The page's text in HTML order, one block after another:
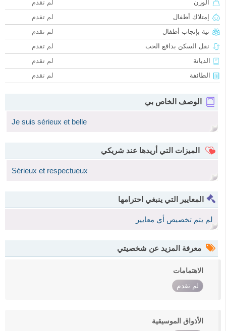
الوزن
لم تقدم
إمتلاك أطفال
لم تقدم
نية بإنجاب أطفال
لم تقدم
نقل السكن بدافع الحب
لم تقدم
الديانة
لم تقدم
الطائفة
لم تقدم
الوصف الخاص بي
Je suis sérieux et belle
الميزات التي أريدها عند شريكي
Sérieux et respectueux
المعايير التي ينبغي احترامها
لم يتم تخصيص أي معايير
معرفة المزيد عن شخصيتي
الاهتمامات
لم تقدم
الأذواق الموسيقية